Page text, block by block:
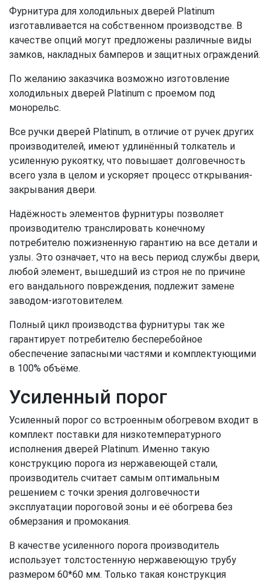
Фурнитура для холодильных дверей Platinum
изготавливается на собственном производстве. В
качестве опций могут предложены различные виды
замков, накладных бамперов и защитных ограждений.
По желанию заказчика возможно изготовление
холодильных дверей Platinum с проемом под
монорельс.
Все ручки дверей Platinum, в отличие от ручек других
производителей, имеют удлинённый толкатель и
усиленную рукоятку, что повышает долговечность
всего узла в целом и ускоряет процесс открывания-
закрывания двери.
Надёжность элементов фурнитуры позволяет
производителю транслировать конечному
потребителю пожизненную гарантию на все детали и
узлы. Это означает, что на весь период службы двери,
любой элемент, вышедший из строя не по причине
его вандального повреждения, подлежит замене
заводом-изготовителем.
Полный цикл производства фурнитуры так же
гарантирует потребителю бесперебойное
обеспечение запасными частями и комплектующими
в 100% объёме.
Усиленный порог
Усиленный порог со встроенным обогревом входит в
комплект поставки для низкотемпературного
исполнения дверей Platinum. Именно такую
конструкцию порога из нержавеющей стали,
производитель считает самым оптимальным
решением с точки зрения долговечности
эксплуатации пороговой зоны и её обогрева без
обмерзания и промокания.
В качестве усиленного порога производитель
использует толстостенную нержавеющую трубу
размером 60*60 мм. Только такая конструкция